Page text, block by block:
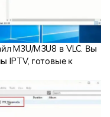
M3U/M3U8 в VLC. Вы
IPTV, готовые к